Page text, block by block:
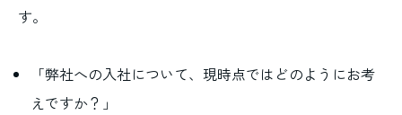
す。
「弊社への入社について、現時点ではどのようにお考
えですか？」